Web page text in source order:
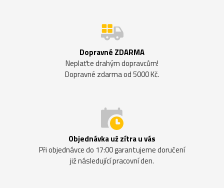
Dopravné ZDARMA
Neplaťte drahým dopravcům!
Dopravné zdarma od 5000 Kč.
Objednávka už zítra u vás
Při objednávce do 17:00 garantujeme doručení
již následující pracovní den.